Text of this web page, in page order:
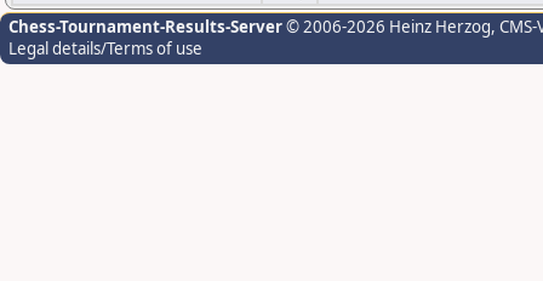
Chess-Tournament-Results-Server© 2006-2026 Heinz Herzog,
Legal details/Terms of use